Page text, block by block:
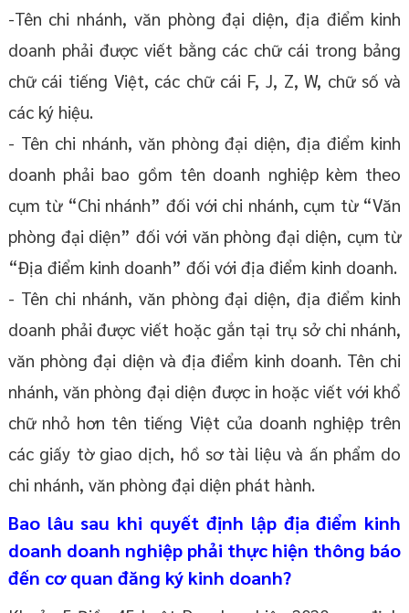
-Tên chi nhánh, văn phòng đại diện, địa điểm kinh
doanh phải được viết bằng các chữ cái trong bảng
chữ cái tiếng Việt, các chữ cái F, J, Z, W, chữ số và
các ký hiệu.
- Tên chi nhánh, văn phòng đại diện, địa điểm kinh
doanh phải bao gồm tên doanh nghiệp kèm theo
cụm từ “Chi nhánh” đối với chi nhánh, cụm từ “Văn
phòng đại diện” đối với văn phòng đại diện, cụm từ
“Địa điểm kinh doanh” đối với địa điểm kinh doanh.
- Tên chi nhánh, văn phòng đại diện, địa điểm kinh
doanh phải được viết hoặc gắn tại trụ sở chi nhánh,
văn phòng đại diện và địa điểm kinh doanh. Tên chi
nhánh, văn phòng đại diện được in hoặc viết với khổ
chữ nhỏ hơn tên tiếng Việt của doanh nghiệp trên
các giấy tờ giao dịch, hồ sơ tài liệu và ấn phẩm do
chi nhánh, văn phòng đại diện phát hành.
Bao lâu sau khi quyết định lập địa điểm kinh
doanh doanh nghiệp phải thực hiện thông báo
đến cơ quan đăng ký kinh doanh?